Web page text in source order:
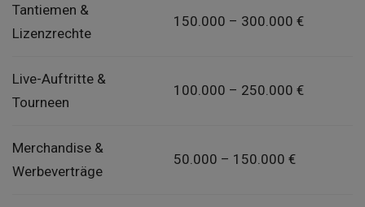
Tantiemen &
Lizenzrechte
150.000 – 300.000 €
Live-Auftritte &
Tourneen
100.000 – 250.000 €
Merchandise &
Werbeverträge
50.000 – 150.000 €